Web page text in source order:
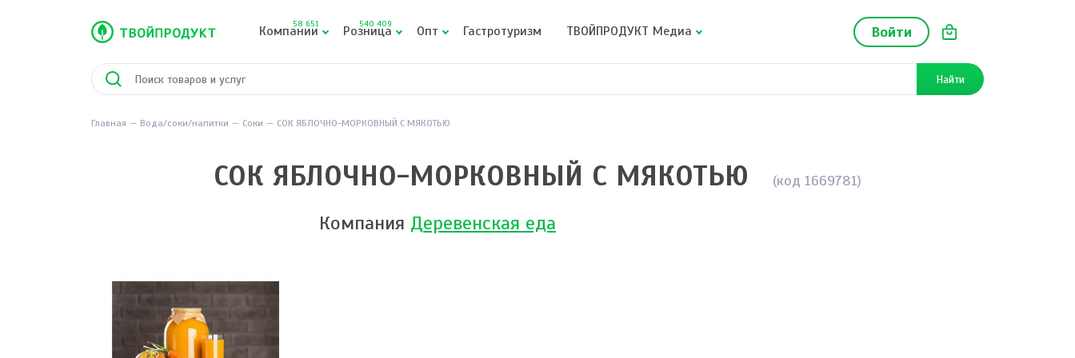
Войти
Компании
58 651 Розница
540 409 Опт Гастротуризм ТВОЙПРОДУКТ Медиа
Найти
Главная Вода/соки/напитки Соки СОК ЯБЛОЧНО-МОРКОВНЫЙ С МЯКОТЬЮ
СОК ЯБЛОЧНО-МОРКОВНЫЙ С МЯКОТЬЮ (код 1669781)
Компания Деревенская еда